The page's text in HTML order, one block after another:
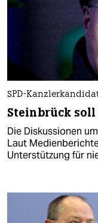
SPD-
Steinbrück
Die Diskussionen
Laut
Unterstützung für